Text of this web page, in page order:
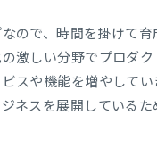
ので、時間を掛けて育
激しい分野でプロダ
スや機能を増やして
ネスを展開している